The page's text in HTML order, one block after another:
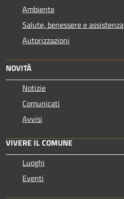
Ambiente
Salute, benessere e assistenza
Autorizzazioni
NOVITÀ
Notizie
Comunicati
Avvisi
VIVERE IL COMUNE
Luoghi
Eventi